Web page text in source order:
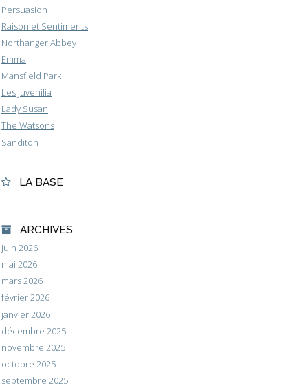
Persuasion
Raison et Sentiments
Northanger Abbey
Emma
Mansfield Park
Les Juvenilia
Lady Susan
The Watsons
Sanditon
LA BASE
ARCHIVES
juin 2026
mai 2026
mars 2026
février 2026
janvier 2026
décembre 2025
novembre 2025
octobre 2025
septembre 2025